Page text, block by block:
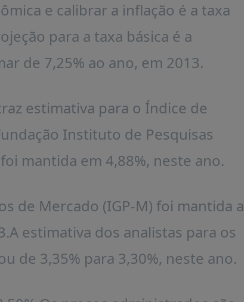
e calibrar a inflação é a taxa
para a taxa básica é a
de 7,25% ao ano, em 2013.
estimativa para o Índice de
Instituto de Pesquisas
mantida em 4,88%, neste ano.
de Mercado (IGP-M) foi mantida a
estimativa dos analistas para os
de 3,35% para 3,30%, neste ano.